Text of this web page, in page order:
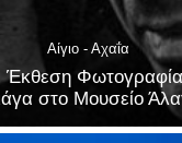
Αίγιο - Αχαΐα
Έκθεση
στο Μουσείο